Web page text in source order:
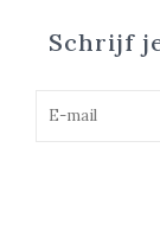
Schrijf